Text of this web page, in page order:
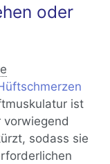
oder
ist
sodass sie